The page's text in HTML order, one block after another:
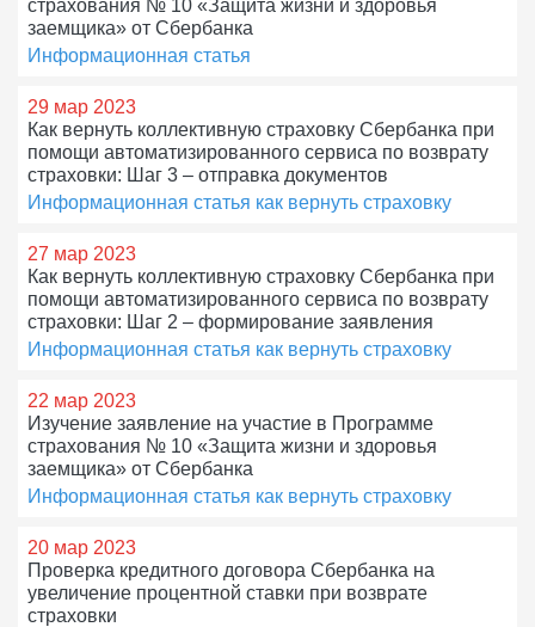
страхования № 10 «Защита жизни и здоровья
заемщика» от Сбербанка
Информационная статья
29 мар 2023
Как вернуть коллективную страховку Сбербанка при
помощи автоматизированного сервиса по возврату
страховки: Шаг 3 – отправка документов
Информационная статья как вернуть страховку
27 мар 2023
Как вернуть коллективную страховку Сбербанка при
помощи автоматизированного сервиса по возврату
страховки: Шаг 2 – формирование заявления
Информационная статья как вернуть страховку
22 мар 2023
Изучение заявление на участие в Программе
страхования № 10 «Защита жизни и здоровья
заемщика» от Сбербанка
Информационная статья как вернуть страховку
20 мар 2023
Проверка кредитного договора Сбербанка на
увеличение процентной ставки при возврате
страховки